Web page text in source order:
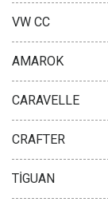
VW CC
AMAROK
CARAVELLE
CRAFTER
TİGUAN